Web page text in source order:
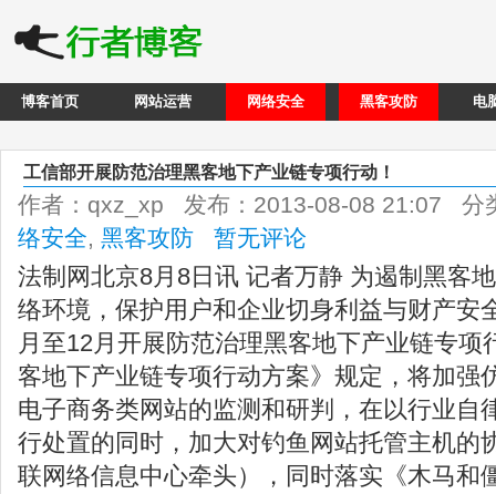
博客首页 网站运营 网络安全 黑客攻防 电
工信部开展防范治理黑客地下产业链专项行动！
作者：qxz_xp 发布：2013-08-08 21:07 分
络安全, 黑客攻防 暂无评论
法制网北京8月8日讯 记者万静 为遏制黑客
络环境，保护用户和企业切身利益与财产安
月至12月开展防范治理黑客地下产业链专项
客地下产业链专项行动方案》规定，将加强
电子商务类网站的监测和研判，在以行业自
行处置的同时，加大对钓鱼网站托管主机的
联网络信息中心牵头），同时落实《木马和